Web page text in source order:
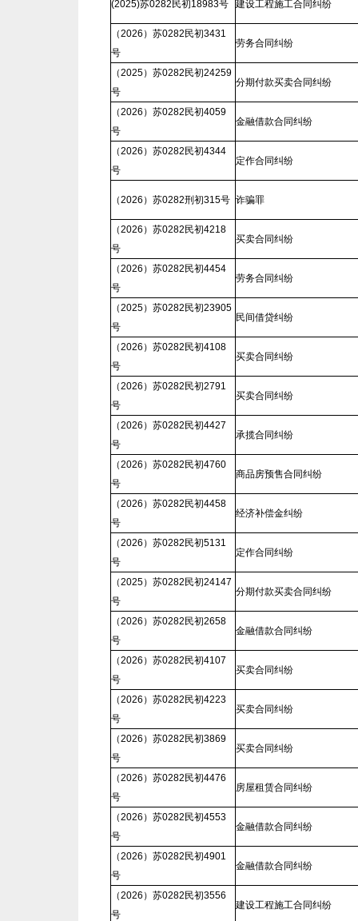
(2025)苏0282民初18983号 建设工程施工合同纠纷
（2026）苏0282民初3431
号
劳务合同纠纷
（2025）苏0282民初24259
号
分期付款买卖合同纠纷
（2026）苏0282民初4059
号
金融借款合同纠纷
（2026）苏0282民初4344
号
定作合同纠纷
（2026）苏0282刑初315号 诈骗罪
（2026）苏0282民初4218
号
买卖合同纠纷
（2026）苏0282民初4454
号
劳务合同纠纷
（2025）苏0282民初23905
号
民间借贷纠纷
（2026）苏0282民初4108
号
买卖合同纠纷
（2026）苏0282民初2791
号
买卖合同纠纷
（2026）苏0282民初4427
号
承揽合同纠纷
（2026）苏0282民初4760
号
商品房预售合同纠纷
（2026）苏0282民初4458
号
经济补偿金纠纷
（2026）苏0282民初5131
号
定作合同纠纷
（2025）苏0282民初24147
号
分期付款买卖合同纠纷
（2026）苏0282民初2658
号
金融借款合同纠纷
（2026）苏0282民初4107
号
买卖合同纠纷
（2026）苏0282民初4223
号
买卖合同纠纷
（2026）苏0282民初3869
号
买卖合同纠纷
（2026）苏0282民初4476
号
房屋租赁合同纠纷
（2026）苏0282民初4553
号
金融借款合同纠纷
（2026）苏0282民初4901
号
金融借款合同纠纷
（2026）苏0282民初3556
号
建设工程施工合同纠纷